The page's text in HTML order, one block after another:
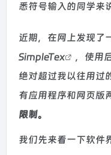
悉符号输入的同学来
近期，在网上发现了
SimpleTex
，使用
绝对超过我以往用过
有应用程序和网页版
限制。
我们先来看一下软件